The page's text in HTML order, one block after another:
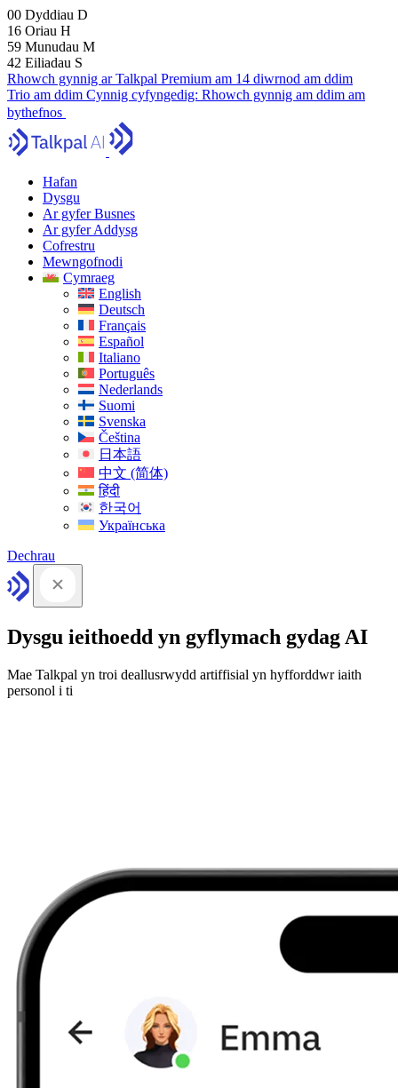
00 Dyddiau D
16 Oriau H
59 Munudau M
41 Eiliadau S
Rhowch gynnig ar Talkpal Premium am 14 diwrnod am ddim
Trio am ddim Cynnig cyfyngedig: Rhowch gynnig am ddim am
bythefnos
Hafan
Dysgu
Ar gyfer Busnes
Ar gyfer Addysg
Cofrestru
Mewngofnodi
Cymraeg
English
Deutsch
Français
Español
Italiano
Português
Nederlands
Suomi
Svenska
Čeština
日本語
中文 (简体)
हिंदी
한국어
Українська
Dechrau
Dysgu ieithoedd yn gyflymach gydag AI
Mae Talkpal yn troi deallusrwydd artiffisial yn hyfforddwr iaith
personol i ti